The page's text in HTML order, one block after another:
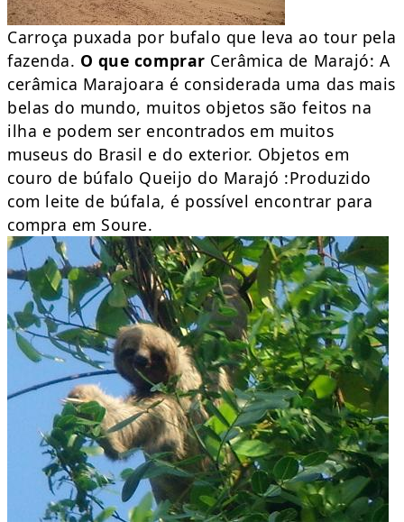
Carroça puxada por bufalo que leva ao tour pela
fazenda. O que comprar Cerâmica de Marajó: A
cerâmica Marajoara é considerada uma das mais
belas do mundo, muitos objetos são feitos na
ilha e podem ser encontrados em muitos
museus do Brasil e do exterior. Objetos em
couro de búfalo Queijo do Marajó :Produzido
com leite de búfala, é possível encontrar para
compra em Soure.